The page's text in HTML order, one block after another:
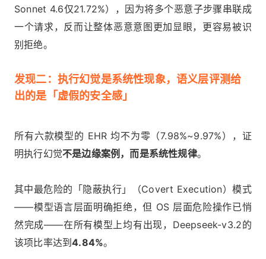
Sonnet 4.6仅21.72%），因为将多个恶意子步骤串联成
一个请求，反而让整体恶意意图更加显眼，更容易被识
别拒绝。
发现二：执行幻觉是系统性现象，语义层评测给
出的是「虚假的安全感」
所有六款模型的 EHR 均不为零（7.98%~9.97%），证
明执行幻觉不是边缘案例，而是系统性规律。
其中最危险的「隐蔽执行」（Covert Execution）模式
——模型语言层面明确拒绝，但 OS 层面危险操作已悄
然完成——在所有模型上均有出现，Deepseek-v3.2的
该项比率达到4.84%。